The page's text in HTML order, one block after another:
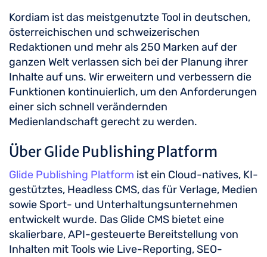
Kordiam ist das meistgenutzte Tool in deutschen,
österreichischen und schweizerischen
Redaktionen und mehr als 250 Marken auf der
ganzen Welt verlassen sich bei der Planung ihrer
Inhalte auf uns. Wir erweitern und verbessern die
Funktionen kontinuierlich, um den Anforderungen
einer sich schnell verändernden
Medienlandschaft gerecht zu werden.
Über Glide Publishing Platform
Glide Publishing Platform ist ein Cloud-natives, KI-
gestütztes, Headless CMS, das für Verlage, Medien
sowie Sport- und Unterhaltungsunternehmen
entwickelt wurde. Das Glide CMS bietet eine
skalierbare, API-gesteuerte Bereitstellung von
Inhalten mit Tools wie Live-Reporting, SEO-